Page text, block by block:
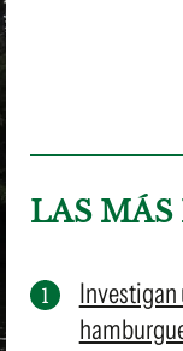
LAS MÁS